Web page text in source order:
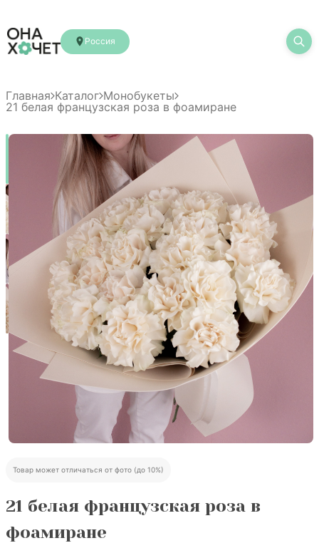
Россия
Главная Каталог Монобукеты
21 белая французская роза в фоамиране
Товар может отличаться от фото (до 10%)
21 белая французская роза в
фоамиране